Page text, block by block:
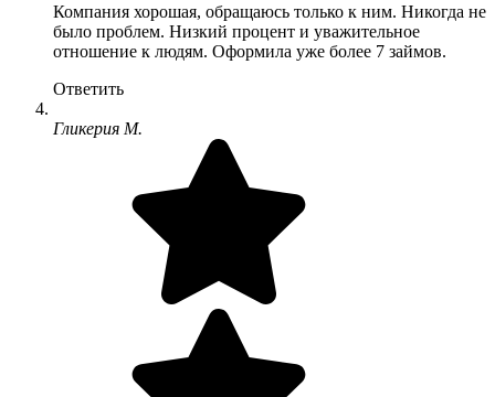
Компания хорошая, обращаюсь только к ним. Никогда не
было проблем. Низкий процент и уважительное
отношение к людям. Оформила уже более 7 займов.
Ответить
Гликерия М.